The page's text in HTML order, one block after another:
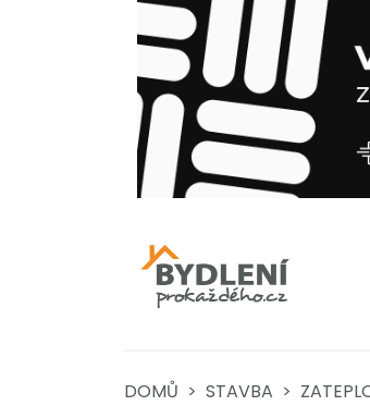
DOMŮ STAVBA